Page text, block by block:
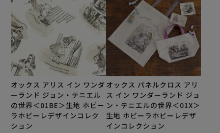
オックス アリス イン ワンダ
ーランド ジョン・テニエル
の世界＜01BE＞生地 ホビー
ラホビーレデザインコレク
ション
オックス パネルクロス アリ
ス イン ワンダーランド ジョ
ン・テニエルの世界＜01X＞
生地 ホビーラホビーレデザ
インコレクション